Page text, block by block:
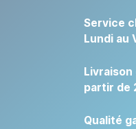
Service
Lundi au
partir de
Qualité